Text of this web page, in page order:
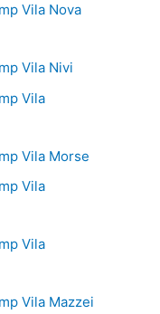
Vila Nova
Vila Nivi
Vila
Vila Morse
Vila
Vila
Vila Mazzei